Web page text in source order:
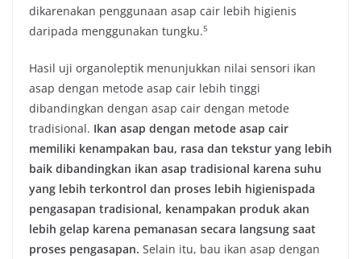
dikarenakan penggunaan asap cair lebih higienis
daripada menggunakan tungku.​5​
Hasil uji organoleptik menunjukkan nilai sensori ikan
asap dengan metode asap cair lebih tinggi
dibandingkan dengan asap cair dengan metode
tradisional. Ikan asap dengan metode asap cair
memiliki kenampakan bau, rasa dan tekstur yang lebih
baik dibandingkan ikan asap tradisional karena suhu
yang lebih terkontrol dan proses lebih higienispada
pengasapan tradisional, kenampakan produk akan
lebih gelap karena pemanasan secara langsung saat
proses pengasapan. Selain itu, bau ikan asap dengan